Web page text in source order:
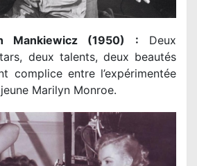
Mankiewicz (1950) : Deux
deux talents, deux beautés
complice entre l’expérimentée
Marilyn Monroe.